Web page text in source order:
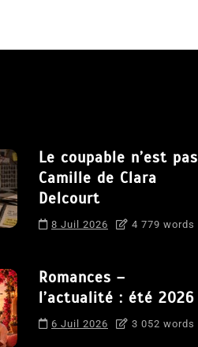
Le coupable n’est pas
Camille de Clara
Delcourt
8 Juil 2026 4 779 words
Romances –
l’actualité : été 2026
6 Juil 2026 3 052 words